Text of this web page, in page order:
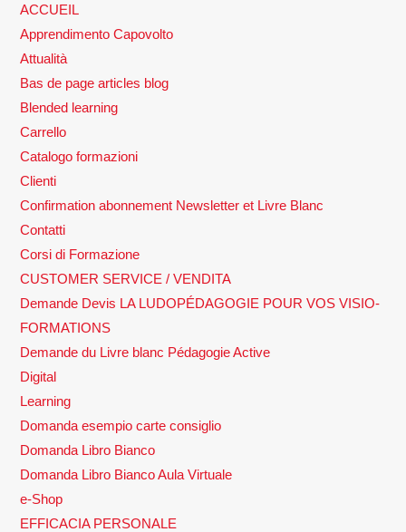
ACCUEIL
Apprendimento Capovolto
Attualità
Bas de page articles blog
Blended learning
Carrello
Catalogo formazioni
Clienti
Confirmation abonnement Newsletter et Livre Blanc
Contatti
Corsi di Formazione
CUSTOMER SERVICE / VENDITA
Demande Devis LA LUDOPÉDAGOGIE POUR VOS VISIO-
FORMATIONS
Demande du Livre blanc Pédagogie Active
Digital
Learning
Domanda esempio carte consiglio
Domanda Libro Bianco
Domanda Libro Bianco Aula Virtuale
e-Shop
EFFICACIA PERSONALE